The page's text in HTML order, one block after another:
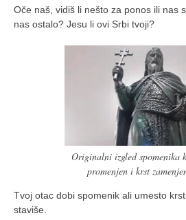
Oče naš, vidiš li nešto za ponos ili nas
nas ostalo? Jesu li ovi Srbi tvoji?
Originalni izgled spomenika
promenjen i krst
Tvoj otac dobi spomenik ali umesto
staviše.